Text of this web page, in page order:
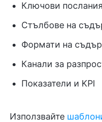
Ключови послания
Стълбове на
Формати на
Канали за
Показатели и KPI
Използвайте